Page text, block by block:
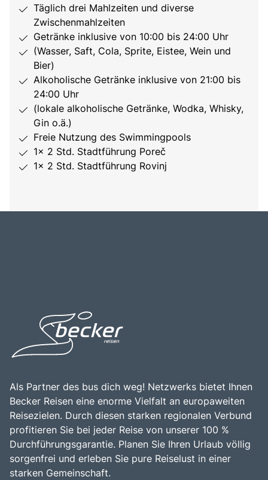
Täglich drei Mahlzeiten und diverse
Zwischenmahlzeiten
Getränke inklusive von 10:00 bis 24:00 Uhr
(Wasser, Saft, Cola, Sprite, Eistee, Wein und
Bier)
Alkoholische Getränke inklusive von 21:00 bis
24:00 Uhr
(lokale alkoholische Getränke, Wodka, Whisky,
Gin o.ä.)
Freie Nutzung des Swimmingpools
1x 2 Std. Stadtführung Poreč
1x 2 Std. Stadtführung Rovinj
Als Partner des bus dich weg! Netzwerks bietet Ihnen
Becker Reisen eine enorme Vielfalt an europaweiten
Reisezielen. Durch diesen starken regionalen Verbund
profitieren Sie bei jeder Reise von unserer 100 %
Durchführungsgarantie. Planen Sie Ihren Urlaub völlig
sorgenfrei und erleben Sie pure Reiselust in einer
starken Gemeinschaft.